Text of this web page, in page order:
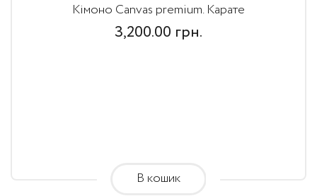
Кімоно Canvas premium. Карате
3,200.00 грн.
В кошик